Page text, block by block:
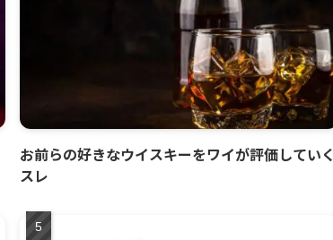
お前らの好きなウイスキーをワイが評価していく
スレ